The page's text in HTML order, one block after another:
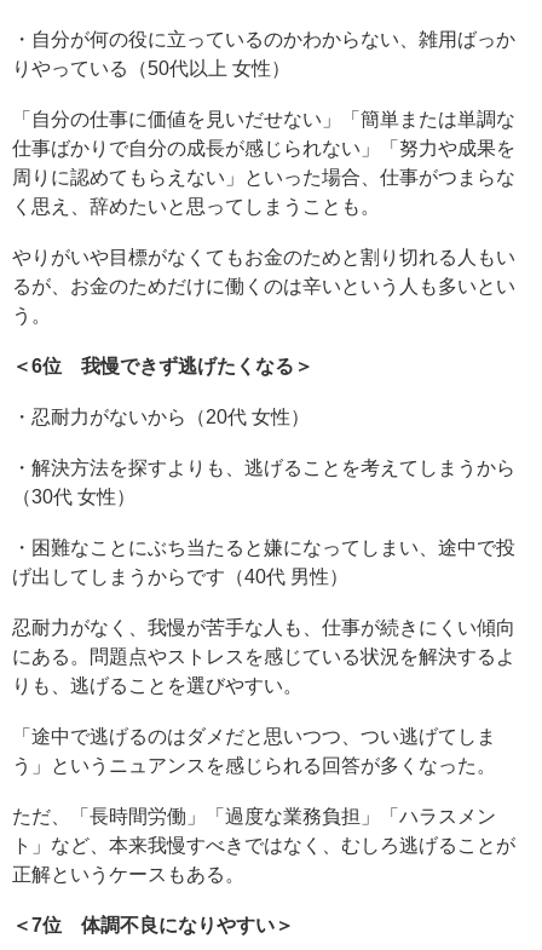
・自分が何の役に立っているのかわからない、雑用ばっか
りやっている（50代以上 女性）
「自分の仕事に価値を見いだせない」「簡単または単調な
仕事ばかりで自分の成長が感じられない」「努力や成果を
周りに認めてもらえない」といった場合、仕事がつまらな
く思え、辞めたいと思ってしまうことも。
やりがいや目標がなくてもお金のためと割り切れる人もい
るが、お金のためだけに働くのは辛いという人も多いとい
う。
＜6位 我慢できず逃げたくなる＞
・忍耐力がないから（20代 女性）
・解決方法を探すよりも、逃げることを考えてしまうから
（30代 女性）
・困難なことにぶち当たると嫌になってしまい、途中で投
げ出してしまうからです（40代 男性）
忍耐力がなく、我慢が苦手な人も、仕事が続きにくい傾向
にある。問題点やストレスを感じている状況を解決するよ
りも、逃げることを選びやすい。
「途中で逃げるのはダメだと思いつつ、つい逃げてしま
う」というニュアンスを感じられる回答が多くなった。
ただ、「長時間労働」「過度な業務負担」「ハラスメン
ト」など、本来我慢すべきではなく、むしろ逃げることが
正解というケースもある。
＜7位 体調不良になりやすい＞